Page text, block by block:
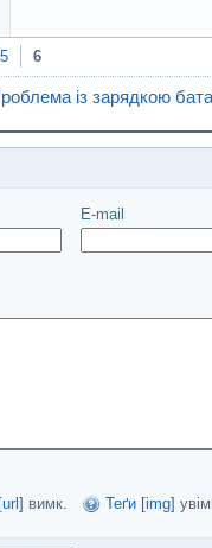
5 6
із зарядкою
Надіслати
E-mail
вимк. Теґи [img]